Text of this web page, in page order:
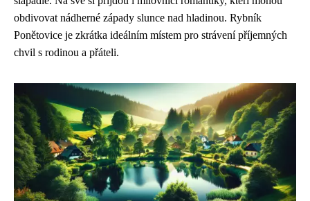
obdivovat nádherné západy slunce nad hladinou. Rybník
Ponětovice je zkrátka ideálním místem pro strávení příjemných
chvil s rodinou a přáteli.